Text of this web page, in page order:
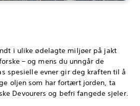
i ulike ødelagte miljøer på jakt
– og mens du unngår de
spesielle evner gir deg kraften til å
oljen som har fortært jorden, ta
Devourers og befri fangede sjeler.